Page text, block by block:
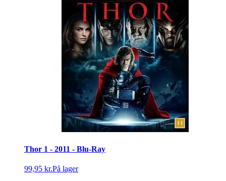
Thor 1 - 2011 - Blu-Ray
99,95 kr.På lager